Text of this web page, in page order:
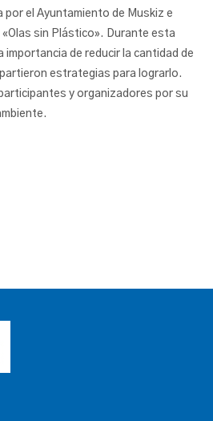
el Ayuntamiento de Muskiz e
sin Plástico». Durante esta
de reducir la cantidad de
estrategias para lograrlo.
y organizadores por su